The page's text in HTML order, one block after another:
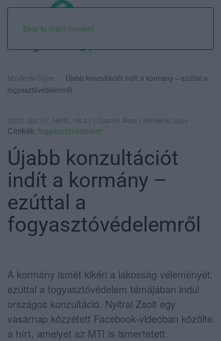
Skip to main content
Mindenki Ügye
Újabb konzultációt indít a kormány – ezúttal a
fogyasztóvédelemről
2025. ápr. 07. Hétfő, 08:41 | Csarnó Ákos | Mindenki ügye
Címkék: fogyasztóvédelem
Újabb konzultációt
indít a kormány –
ezúttal a
fogyasztóvédelemről
A kormány ismét kikéri a lakosság véleményét:
ezúttal a fogyasztóvédelem témájában indul
országos konzultáció. Nyitrai Zsolt egy
vasárnap közzétett Facebook-videóban közölte
a hírt, amelyet az MTI is ismertetett.